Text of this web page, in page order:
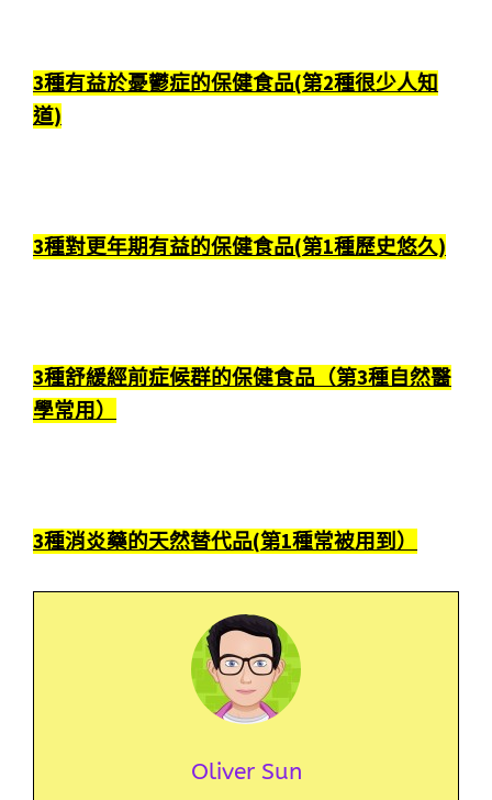
3種有益於憂鬱症的保健食品(第2種很少人知
道)
3種對更年期有益的保健食品(第1種歷史悠久)
3種舒緩經前症候群的保健食品（第3種自然醫
學常用）
3種消炎藥的天然替代品(第1種常被用到）
Oliver Sun